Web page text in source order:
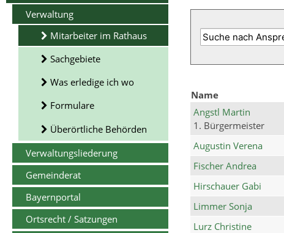
Verwaltung
Mitarbeiter im Rathaus
Sachgebiete
Was erledige ich wo
Formulare
Überörtliche Behörden
Verwaltungsliederung
Gemeinderat
Bayernportal
Ortsrecht / Satzungen
Name
Angstl Martin
1. Bürgermeister
Augustin Verena
Fischer Andrea
Hirschauer Gabi
Limmer Sonja
Lurz Christine